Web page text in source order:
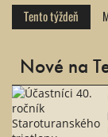
Tento týždeň
Nové na